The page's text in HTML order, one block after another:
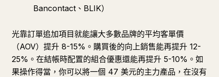
Bancontact、BLIK）
光靠訂單追加項目就能讓大多數品牌的平均客單價
（AOV）提升 8-15%。購買後的向上銷售能再提升 12-
25%。在結帳時配置的組合優惠還能再提升 5-10%。如
果操作得當，你可以將一個 47 美元的主力產品，在沒有